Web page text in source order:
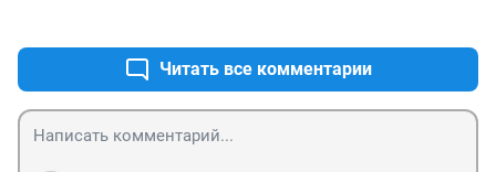
Читать все комментарии